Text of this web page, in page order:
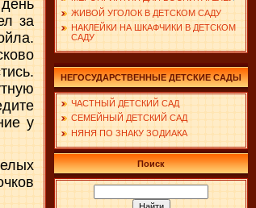
за
у
ЖИВОЙ УГОЛОК В ДЕТСКОМ САДУ
НАКЛЕЙКИ НА ШКАФЧИКИ В ДЕТСКОМ
САДУ
НЕГОСУДАРСТВЕННЫЕ ДЕТСКИЕ САДЫ
ЧАСТНЫЙ ДЕТСКИЙ САД
СЕМЕЙНЫЙ ДЕТСКИЙ САД
НЯНЯ ПО ЗНАКУ ЗОДИАКА
Поиск